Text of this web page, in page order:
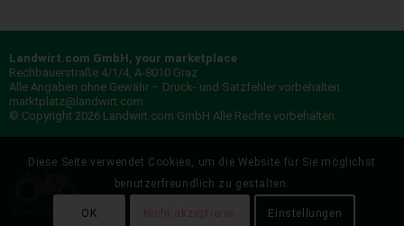
Landwirt.com GmbH, your marketplace
Rechbauerstraße 4/1/4, A-8010 Graz
Alle Angaben ohne Gewähr – Druck- und Satzfehler vorbehalten.
marktplatz@landwirt.com
© Copyright 2026 Landwirt.com GmbH Alle Rechte vorbehalten.
Diese Seite verwendet Cookies, um die Website für Sie möglichst
benutzerfreundlich zu gestalten.
OK Nicht akzeptieren Einstellungen